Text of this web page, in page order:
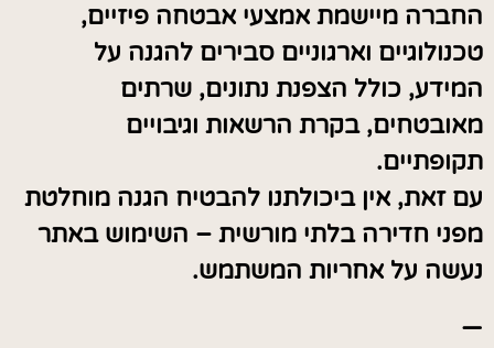
החברה מיישמת אמצעי אבטחה פיזיים,
טכנולוגיים וארגוניים סבירים להגנה על
המידע, כולל הצפנת נתונים, שרתים
מאובטחים, בקרת הרשאות וגיבויים
תקופתיים.
עם זאת, אין ביכולתנו להבטיח הגנה מוחלטת
מפני חדירה בלתי מורשית – השימוש באתר
נעשה על אחריות המשתמש.
—